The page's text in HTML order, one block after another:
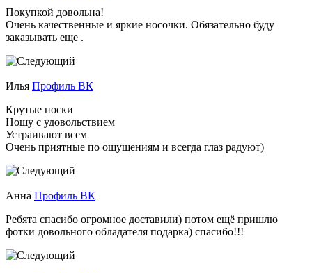
Покупкой довольна!
Очень качественные и яркие носочки. Обязательно буду
заказывать еще .
Илья Профиль ВК
Крутые носки
Ношу с удовольствием
Устраивают всем
Очень приятные по ощущениям и всегда глаз радуют)
Анна Профиль ВК
Ребята спасибо огромное доставили) потом ещё пришлю
фотки довольного обладателя подарка) спасибо!!!